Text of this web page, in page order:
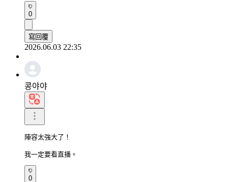
0
寫回覆
2026.06.03 22:35
콩야야
陣容太強大了！
我一定要看直播。
0